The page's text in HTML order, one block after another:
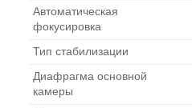
Автоматическая
фокусировка
Тип стабилизации
Диафрагма основной
камеры